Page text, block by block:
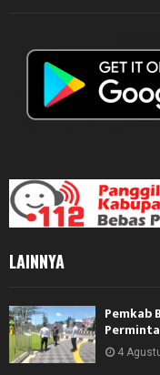
LAINNYA
Pemkab
4